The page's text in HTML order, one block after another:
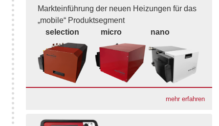
Markteinführung der neuen Heizungen für das
„mobile“ Produktsegment
selection
micro nano
mehr erfahren